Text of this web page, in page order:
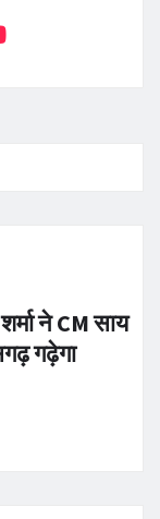
ने CM साय
गढ़ेगा